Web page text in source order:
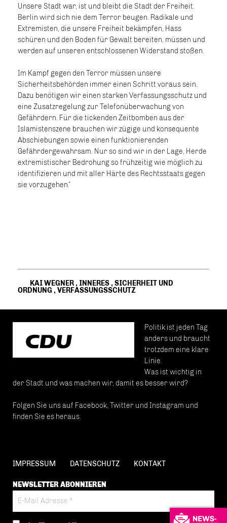
Unsere Stadt war, ist und bleibt die Stadt der Freiheit.
Berlin wird sich nie dem Terror beugen. Radikale und
Extremisten, die unsere Freiheit bekämpfen, Hass
schüren und den Boden für Gewalt bereiten, müssen und
werden auf unseren entschlossenen Widerstand stoßen.
Im Kampf gegen den Terror müssen unsere
Sicherheitsbehörden immer einen Schritt voraus sein.
Dazu benötigen wir einen starken Verfassungsschutz und
eine Zusatzregelung zur Telefonüberwachung von
Gefährdern. Für die tickenden Zeitbomben aus der
Islamistenszene brauchen wir zügige und konsequente
Abschiebungen sowie einen funktionierenden
Gefährdergewahrsam. Nur so sind wir in der Lage, Herde
extremistischer Bedrohung so frühzeitig wie möglich zu
identifizieren und mit aller Härte des Rechtsstaats gegen
sie vorzugehen.“
KAI WEGNER, INNERES, SICHERHEIT UND
ORDNUNG , VERFASSUNGSSCHUTZ
Politik ist jeden Tag
anders und braucht
trotzdem eine klare
Linie.
Was ist wichtig in
der Stadt und was machen wir, damit es besser wird?
Folgen Sie uns auf Facebook, Twitter und Instagram und
finden Sie es heraus.
IMPRESSUM DATENSCHUTZ KONTAKT
NEWSLETTER ABONNIEREN